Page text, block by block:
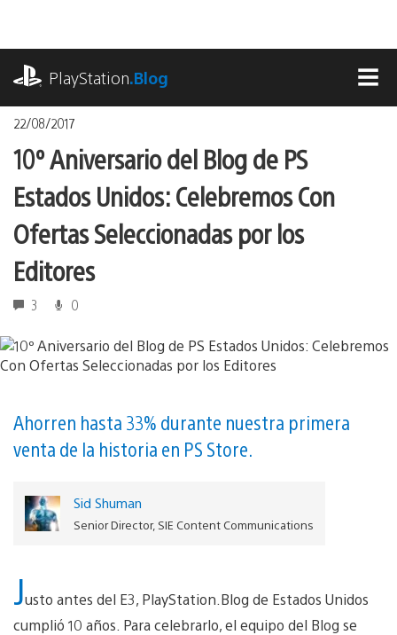
contenido
PlayStation.Blog
22/08/2017
10º Aniversario del Blog de PS
Estados Unidos: Celebremos Con
Ofertas Seleccionadas por los
Editores
3 0
Ahorren hasta 33% durante nuestra primera
venta de la historia en PS Store.
Sid Shuman
Senior Director, SIE Content Communications
Justo antes del E3, PlayStation.Blog de Estados Unidos
cumplió 10 años. Para celebrarlo, el equipo del Blog se